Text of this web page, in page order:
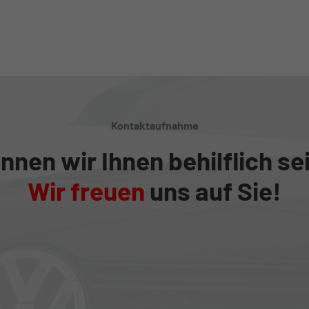
Kontaktaufnahme
wir Ihnen behilflich
Wir freuen uns auf Sie!